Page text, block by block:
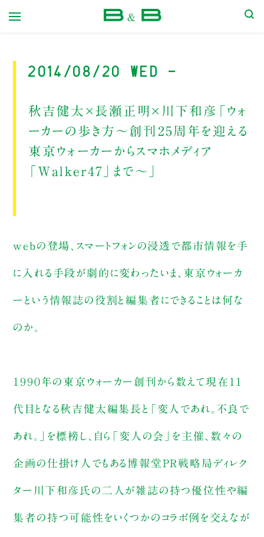
2014/08/20 Wed -
秋吉健太×長瀬正明×川下和彦「ウォ
ーカーの歩き方～創刊25周年を迎える
東京ウォーカーからスマホメディア
「Walker47」まで～」
webの登場、スマートフォンの浸透で都市情報を手
に入れる手段が劇的に変わったいま、東京ウォーカ
ーという情報誌の役割と編集者にできることは何な
のか。
１９９０年の東京ウォーカー創刊から数えて現在11
代目となる秋吉健太編集長と「変人であれ。不良で
あれ。」を標榜し、自ら「変人の会」を主催、数々の
企画の仕掛け人でもある博報堂PR戦略局ディレク
ター川下和彦氏の二人が雑誌の持つ優位性や編
集者の持つ可能性をいくつかのコラボ例を交えなが